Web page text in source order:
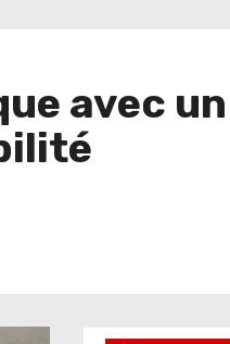
avec un